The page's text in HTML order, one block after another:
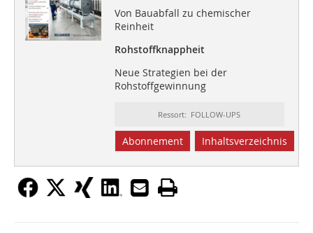
Von Bauabfall zu chemischer
Reinheit
Rohstoffknappheit
Neue Strategien bei der
Rohstoffgewinnung
Ressort: FOLLOW-UPS
Abonnement Inhaltsverzeichnis